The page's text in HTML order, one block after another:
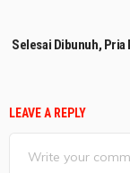
Selesai Dibunuh,
LEAVE A REPLY